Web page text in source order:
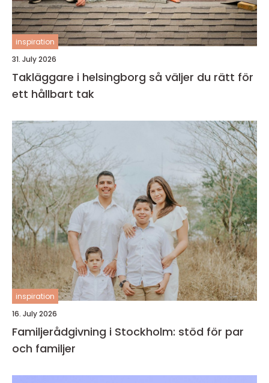
inspiration
31. July 2026
Takläggare i helsingborg så väljer du rätt för
ett hållbart tak
inspiration
16. July 2026
Familjerådgivning i Stockholm: stöd för par
och familjer